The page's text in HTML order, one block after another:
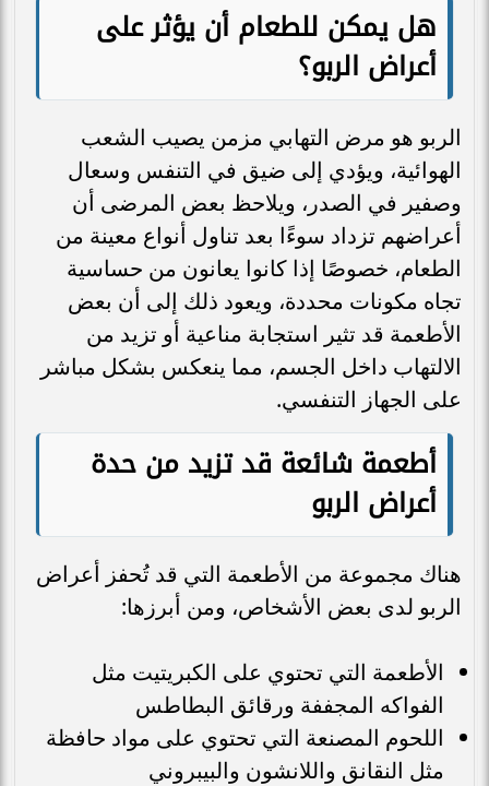
هل يمكن للطعام أن يؤثر على
أعراض الربو؟
الربو هو مرض التهابي مزمن يصيب الشعب
الهوائية، ويؤدي إلى ضيق في التنفس وسعال
وصفير في الصدر، ويلاحظ بعض المرضى أن
أعراضهم تزداد سوءًا بعد تناول أنواع معينة من
الطعام، خصوصًا إذا كانوا يعانون من حساسية
تجاه مكونات محددة، ويعود ذلك إلى أن بعض
الأطعمة قد تثير استجابة مناعية أو تزيد من
الالتهاب داخل الجسم، مما ينعكس بشكل مباشر
على الجهاز التنفسي.
أطعمة شائعة قد تزيد من حدة
أعراض الربو
هناك مجموعة من الأطعمة التي قد تُحفز أعراض
الربو لدى بعض الأشخاص، ومن أبرزها:
الأطعمة التي تحتوي على الكبريتيت مثل
الفواكه المجففة ورقائق البطاطس
اللحوم المصنعة التي تحتوي على مواد حافظة
مثل النقانق واللانشون والبيبروني